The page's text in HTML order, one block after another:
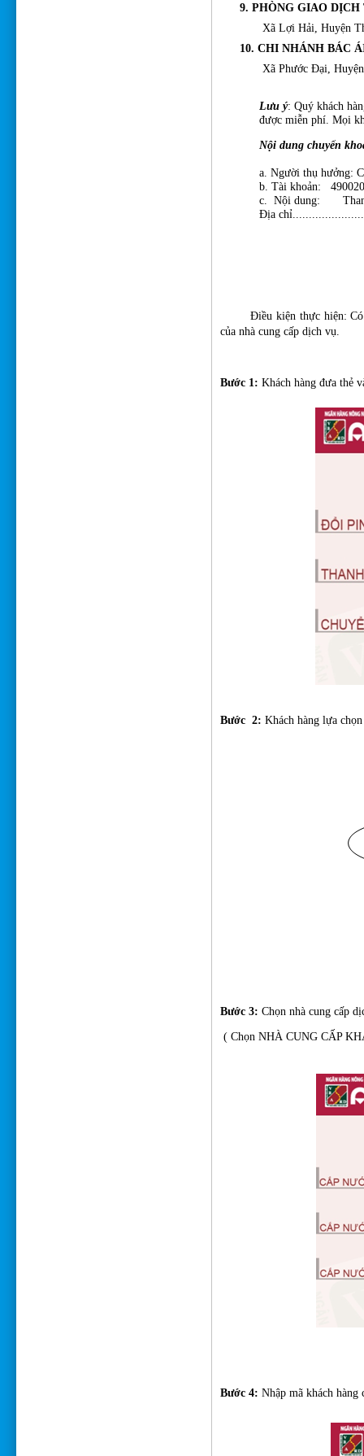
9. PHÒNG GIAO
Xã Lợi Hải, Huyện
10. CHI NHÁNH BÁC
Xã Phước Đại, Huyện
Lưu ý: Quý khách
được miễn phí. Mọi
Nội dung chuyển
a. Người thụ hưởng:
b. Tài khoản:
c. Nội dung: Thanh
Địa
Điều kiện thực hiện:
của nhà cung cấp dịch vụ.
Bước 1: Khách hàng đưa thẻ
Bước 2: Khách hàng lựa
Bước 3: Chọn nhà cung cấp
(Chọn NHÀ CUNG CẤP
Bước 4: Nhập mã khách hàng